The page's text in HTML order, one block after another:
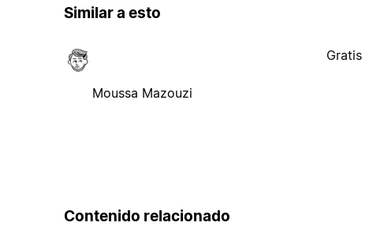
Similar a esto
Moussa Mazouzi
Gratis
Contenido relacionado